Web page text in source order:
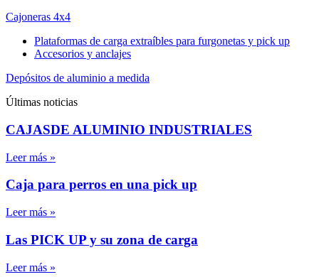
Cajoneras 4x4
Plataformas de carga extraíbles para furgonetas y pick up
Accesorios y anclajes
Depósitos de aluminio a medida
Últimas noticias
CAJASDE ALUMINIO INDUSTRIALES
Leer más »
Caja para perros en una pick up
Leer más »
Las PICK UP y su zona de carga
Leer más »